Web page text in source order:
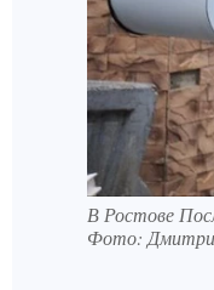
В Ростове
Фото: